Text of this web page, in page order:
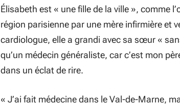
Élisabeth est « une fille de la ville », comme
région parisienne par une mère infirmière et
cardiologue, elle a grandi avec sa sœur «
qu’un médecin généraliste, car c’est mon
dans un éclat de rire.
« J’ai fait médecine dans le Val-de-Marne,